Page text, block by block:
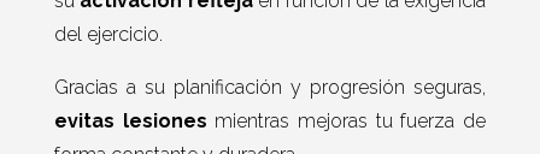
del ejercicio.
Gracias a su planificación y progresión seguras,
evitas lesiones mientras mejoras tu fuerza de